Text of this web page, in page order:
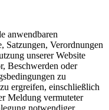
anwendbaren
Satzungen, Verordnungen
unserer Website
Beschwerden oder
zu
ergreifen, einschließlich
Meldung vermuteter
notwendiger